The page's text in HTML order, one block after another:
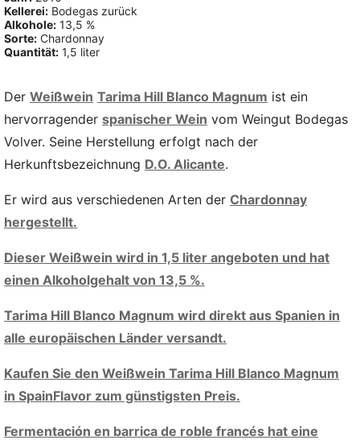
Kellerei: Bodegas zurück
Alkohole: 13,5 %
Sorte: Chardonnay
Quantität: 1,5 liter
Der Weißwein Tarima Hill Blanco Magnum ist ein
hervorragender spanischer Wein vom Weingut Bodegas
Volver. Seine Herstellung erfolgt nach der
Herkunftsbezeichnung D.O. Alicante.
Er wird aus verschiedenen Arten der Chardonnay
hergestellt.
Dieser Weißwein wird in 1,5 liter angeboten und hat
einen Alkoholgehalt von 13,5 %.
Tarima Hill Blanco Magnum wird direkt aus Spanien in
alle europäischen Länder versandt.
Kaufen Sie den Weißwein Tarima Hill Blanco Magnum
in SpainFlavor zum günstigsten Preis.
Fermentación en barrica de roble francés hat eine